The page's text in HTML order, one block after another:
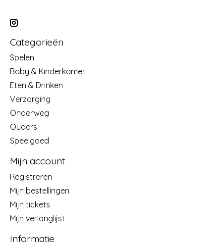
Categorieën
Spelen
Baby & Kinderkamer
Eten & Drinken
Verzorging
Onderweg
Ouders
Speelgoed
Mijn account
Registreren
Mijn bestellingen
Mijn tickets
Mijn verlanglijst
Informatie